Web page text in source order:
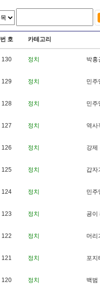
번 호 카테고리
130 정치 박홍
129 정치 민주
128 정치 민주
127 정치 역사
126 정치 강제
125 정치 갑자
124 정치 민주
123 정치 굥이
122 정치 머 리
121 정치 포지
120 정치 백범